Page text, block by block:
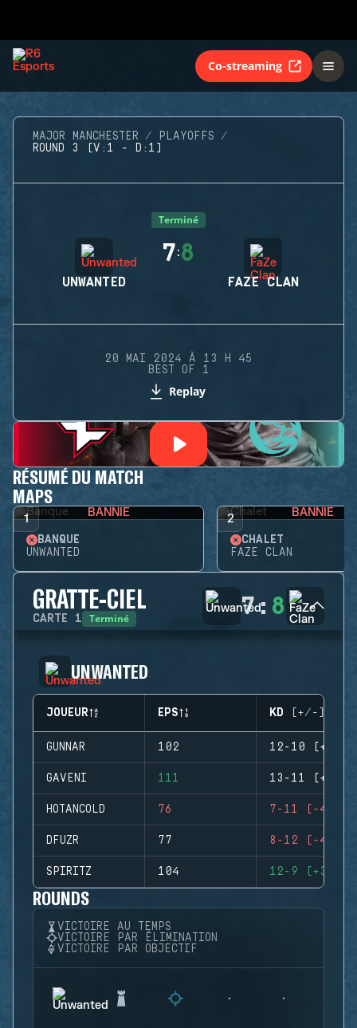
Co-streaming
MAJOR MANCHESTER
PLAYOFFS
ROUND 3 (V:1 - D:1)
Terminé
UNWANTED
7:8
FAZE CLAN
20 MAI 2024 À 13 H 45
BEST OF 1
Replay
RÉSUMÉ DU MATCH
MAPS
1 BANNIE
BANQUE
UNWANTED
2 BANNIE
CHALET
FAZE CLAN
GRATTE-CIEL
CARTE 1 Terminé 7: 8
UNWANTED
JOUEUR EPS KD (+/-)
GUNNAR 102 12-10 (+2)
GAVENI 111 13-11 (+2)
HOTANCOLD 76 7-11 (-4)
DFUZR 77 8-12 (-4)
SPIRITZ 104 12-9 (+3)
ROUNDS
VICTOIRE AU TEMPS
VICTOIRE PAR ÉLIMINATION
VICTOIRE PAR OBJECTIF